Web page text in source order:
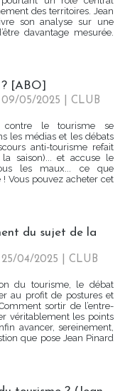
des territoires. Jean
son analyse sur une
davantage mesurée.
[ABO]
09/05/2025 |CLUB
contre le tourisme se
les médias et les débats
anti-tourisme refait
saison)... et accuse le
les maux... ce que
Vous pouvez acheter cet
du sujet de la
25/04/2025 |CLUB
du tourisme, le débat
au profit de postures et
sortir de l’entre-
véritablement les points
avancer, sereinement,
que pose Jean Pinard